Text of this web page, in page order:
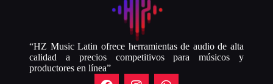
“HZ Music Latin ofrece herramientas de audio de alta
calidad a precios competitivos para músicos y
productores en línea”